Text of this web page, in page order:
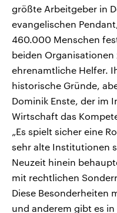
größte Arbeitgeber in
evangelischen
460.000 Menschen
beiden Organisationen
ehrenamtliche Helfer.
historische Gründe,
Dominik Enste, der im
Wirtschaft das
„Es spielt sicher eine
sehr alte Institutionen
Neuzeit hinein
mit rechtlichen
Diese Besonderheiten
und anderem gibt es